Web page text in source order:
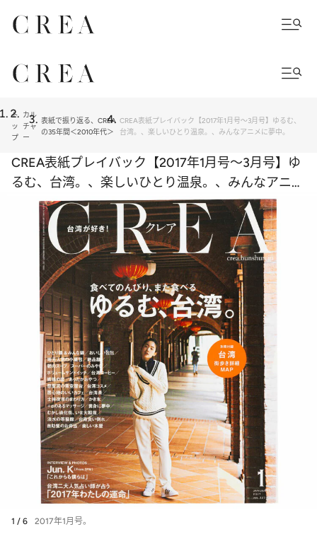
ト
ッ
プ
カル
チャ
ー
表紙で振り返る、CREA
の35年間＜2010年代＞
CREA表紙プレイバック【2017年1月号～3月号】ゆるむ、
台湾。、楽しいひとり温泉。、みんなアニメに夢中。
CREA表紙プレイバック【2017年1月号～3月号】ゆ
るむ、台湾。、楽しいひとり温泉。、みんなアニメ
に夢中。
1 / 6 2017年1月号。